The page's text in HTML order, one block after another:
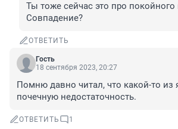
Ты тоже сейчас это про
Совпадение?
ОТВЕТИТЬ
Гость
18 сентября 2023, 20:27
Помню давно читал, что какой-то из
почечную недостаточность.
ОТВЕТИТЬ 1